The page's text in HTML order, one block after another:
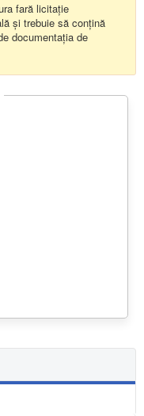
fară licitație
și trebuie să conțină
documentația de